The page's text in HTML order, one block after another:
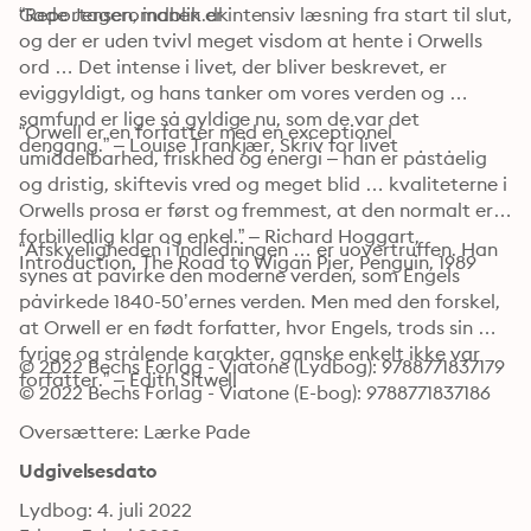
Gade Jensen, indblik.dk
“Reportageromanen er intensiv læsning fra start til slut,
og der er uden tvivl meget visdom at hente i Orwells
ord … Det intense i livet, der bliver beskrevet, er
eviggyldigt, og hans tanker om vores verden og
samfund er lige så gyldige nu, som de var det
dengang.” – Louise Trankjær, Skriv for livet
“Orwell er en forfatter med en exceptionel
umiddelbarhed, friskhed og energi – han er påståelig
og dristig, skiftevis vred og meget blid … kvaliteterne i
Orwells prosa er først og fremmest, at den normalt er
forbilledlig klar og enkel.” – Richard Hoggart,
Introduction, The Road to Wigan Pier, Penguin, 1989
“Afskyeligheden i indledningen … er uovertruffen. Han
synes at påvirke den moderne verden, som Engels
påvirkede 1840-50’ernes verden. Men med den forskel,
at Orwell er en født forfatter, hvor Engels, trods sin
fyrige og strålende karakter, ganske enkelt ikke var
forfatter.” – Edith Sitwell
© 2022 Bechs Forlag - Viatone (Lydbog): 9788771837179
© 2022 Bechs Forlag - Viatone (E-bog): 9788771837186
Oversættere: Lærke Pade
Udgivelsesdato
Lydbog: 4. juli 2022